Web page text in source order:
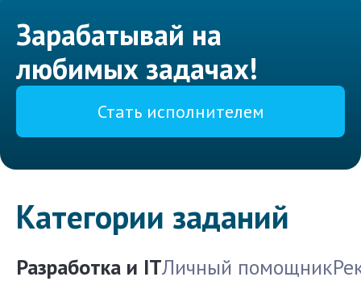
Зарабатывай на
любимых задачах!
Стать исполнителем
Категории заданий
Разработка и ITЛичный помощник